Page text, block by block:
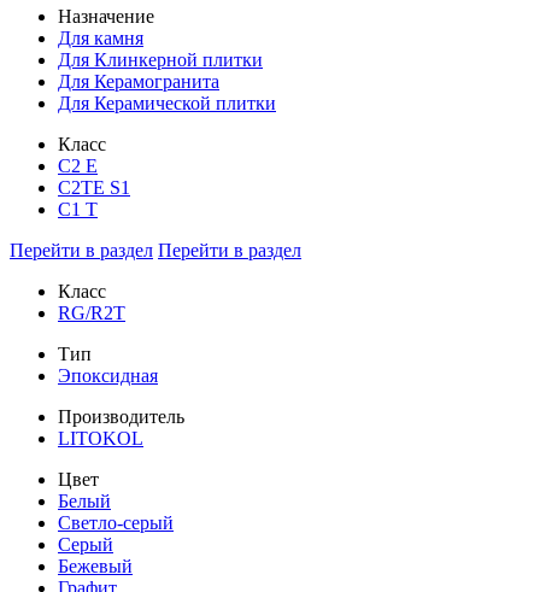
Назначение
Для камня
Для Клинкерной плитки
Для Керамогранита
Для Керамической плитки
Класс
С2 Е
C2TE S1
C1 T
Перейти в раздел Перейти в раздел
Класс
RG/R2T
Тип
Эпоксидная
Производитель
LITOKOL
Цвет
Белый
Светло-серый
Серый
Бежевый
Графит